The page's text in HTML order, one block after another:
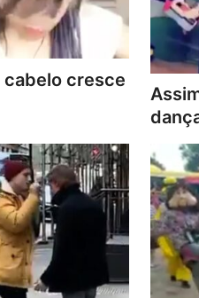
cabelo cresce